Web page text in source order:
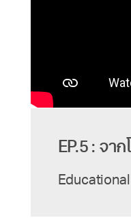
EP.5 : จา